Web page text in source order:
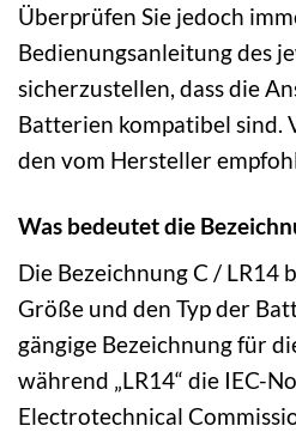
Überprüfen Sie jedoch
Bedienungsanleitung des
sicherzustellen, dass die
Batterien kompatibel sind.
den vom Hersteller
Was bedeutet die
Die Bezeichnung C / LR14
Größe und den Typ der
gängige Bezeichnung für
während „LR14“ die IEC-
Electrotechnical